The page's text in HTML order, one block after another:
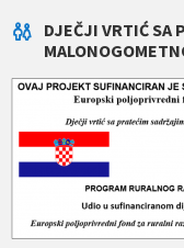
DJEČJI VRTIĆ SA